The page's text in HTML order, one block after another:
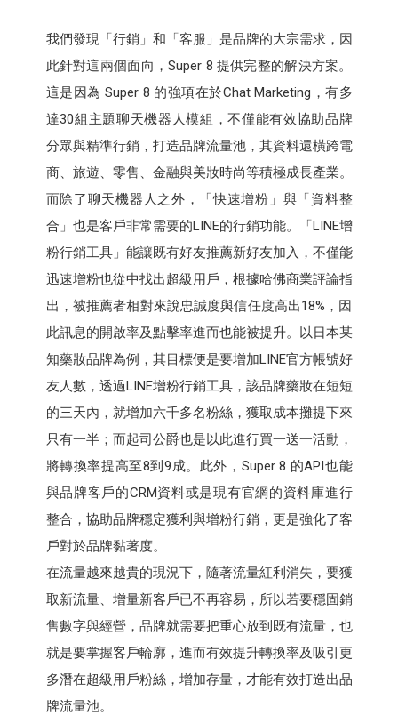
我們發現「行銷」和「客服」是品牌的大宗需求，因
此針對這兩個面向，Super 8 提供完整的解決方案。
這是因為 Super 8 的強項在於Chat Marketing，有多
達30組主題聊天機器人模組，不僅能有效協助品牌
分眾與精準行銷，打造品牌流量池，其資料還橫跨電
商、旅遊、零售、金融與美妝時尚等積極成長產業。
而除了聊天機器人之外，「快速增粉」與「資料整
合」也是客戶非常需要的LINE的行銷功能。「LINE增
粉行銷工具」能讓既有好友推薦新好友加入，不僅能
迅速增粉也從中找出超級用戶，根據哈佛商業評論指
出，被推薦者相對來說忠誠度與信任度高出18%，因
此訊息的開啟率及點擊率進而也能被提升。以日本某
知藥妝品牌為例，其目標便是要增加LINE官方帳號好
友人數，透過LINE增粉行銷工具，該品牌藥妝在短短
的三天內，就增加六千多名粉絲，獲取成本攤提下來
只有一半；而起司公爵也是以此進行買一送一活動，
將轉換率提高至8到9成。此外，Super 8 的API也能
與品牌客戶的CRM資料或是現有官網的資料庫進行
整合，協助品牌穩定獲利與增粉行銷，更是強化了客
戶對於品牌黏著度。
在流量越來越貴的現況下，隨著流量紅利消失，要獲
取新流量、增量新客戶已不再容易，所以若要穩固銷
售數字與經營，品牌就需要把重心放到既有流量，也
就是要掌握客戶輪廓，進而有效提升轉換率及吸引更
多潛在超級用戶粉絲，增加存量，才能有效打造出品
牌流量池。